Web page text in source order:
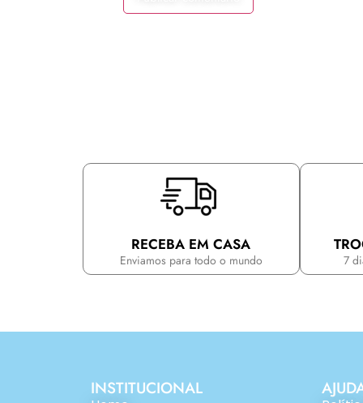
RECEBA EM CASA
Enviamos para todo o mundo 7
INSTITUCIONAL